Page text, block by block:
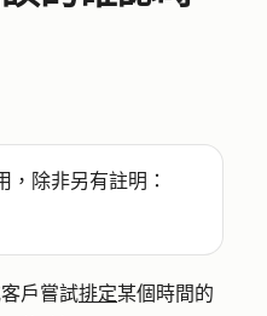
，除非另有註明：
戶嘗試排定某個時間的